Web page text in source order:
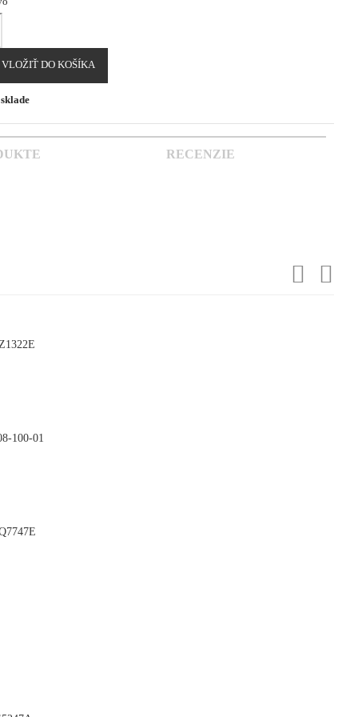
VLOŽIŤ DO KOŠÍKA
RECENZIE
100-01